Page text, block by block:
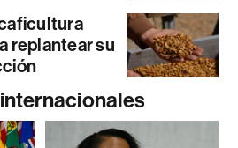
replantear su